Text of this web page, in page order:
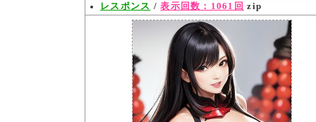
レスポンス /表示回数：1061回 zip